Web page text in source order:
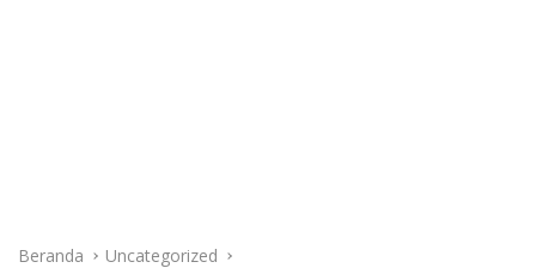
Beranda Uncategorized